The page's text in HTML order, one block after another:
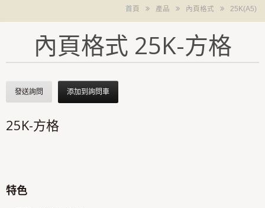
首頁 產品 內頁格式 25K(A5)
內頁格式 25K-方格
發送詢問 添加到詢問車
25K-方格
特色